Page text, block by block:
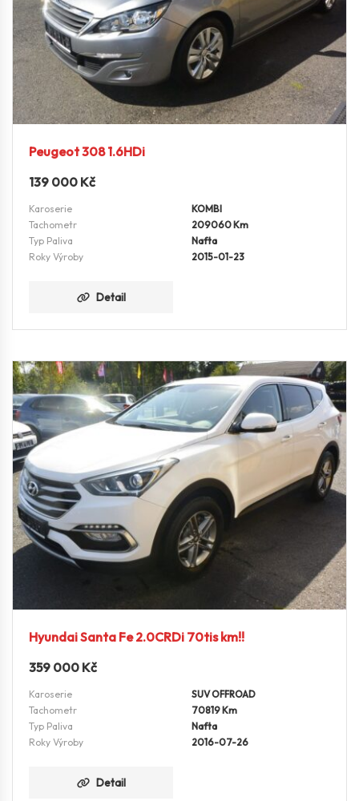
Peugeot 308 1.6HDi
139 000 Kč
Karoserie
KOMBI
Tachometr
209060 Km
Typ Paliva
Nafta
Roky Výroby
2015-01-23
Detail
Hyundai Santa Fe 2.0CRDi 70tis km!!
359 000 Kč
Karoserie
SUV OFFROAD
Tachometr
70819 Km
Typ Paliva
Nafta
Roky Výroby
2016-07-26
Detail